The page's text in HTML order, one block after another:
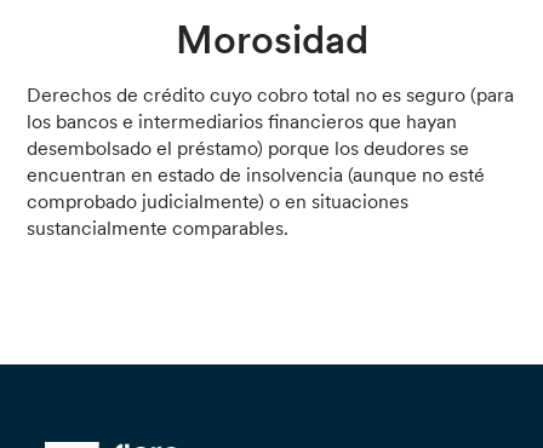
Morosidad
Derechos de crédito cuyo cobro total no es seguro (para
los bancos e intermediarios financieros que hayan
desembolsado el préstamo) porque los deudores se
encuentran en estado de insolvencia (aunque no esté
comprobado judicialmente) o en situaciones
sustancialmente comparables.